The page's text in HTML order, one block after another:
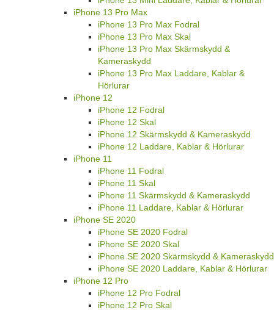
iPhone 13 Pro Max
iPhone 13 Pro Max Fodral
iPhone 13 Pro Max Skal
iPhone 13 Pro Max Skärmskydd &
Kameraskydd
iPhone 13 Pro Max Laddare, Kablar &
Hörlurar
iPhone 12
iPhone 12 Fodral
iPhone 12 Skal
iPhone 12 Skärmskydd & Kameraskydd
iPhone 12 Laddare, Kablar & Hörlurar
iPhone 11
iPhone 11 Fodral
iPhone 11 Skal
iPhone 11 Skärmskydd & Kameraskydd
iPhone 11 Laddare, Kablar & Hörlurar
iPhone SE 2020
iPhone SE 2020 Fodral
iPhone SE 2020 Skal
iPhone SE 2020 Skärmskydd & Kameraskydd
iPhone SE 2020 Laddare, Kablar & Hörlurar
iPhone 12 Pro
iPhone 12 Pro Fodral
iPhone 12 Pro Skal